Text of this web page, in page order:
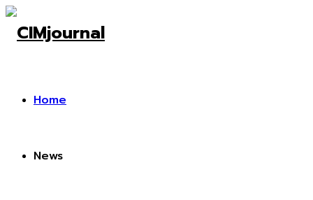
Home
News